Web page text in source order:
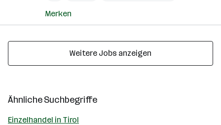
Merken
Weitere Jobs anzeigen
Ähnliche Suchbegriffe
Einzelhandel in Tirol